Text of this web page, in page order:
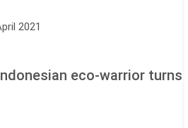
2021
eco-warrior turns